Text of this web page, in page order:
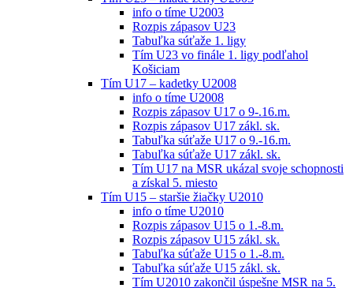
info o tíme U2003
Rozpis zápasov U23
Tabuľka súťaže 1. ligy
Tím U23 vo finále 1. ligy podľahol
Košiciam
Tím U17 – kadetky U2008
info o tíme U2008
Rozpis zápasov U17 o 9-.16.m.
Rozpis zápasov U17 zákl. sk.
Tabuľka súťaže U17 o 9.-16.m.
Tabuľka súťaže U17 zákl. sk.
Tím U17 na MSR ukázal svoje schopnosti
a získal 5. miesto
Tím U15 – staršie žiačky U2010
info o tíme U2010
Rozpis zápasov U15 o 1.-8.m.
Rozpis zápasov U15 zákl. sk.
Tabuľka súťaže U15 o 1.-8.m.
Tabuľka súťaže U15 zákl. sk.
Tím U2010 zakončil úspešne MSR na 5.